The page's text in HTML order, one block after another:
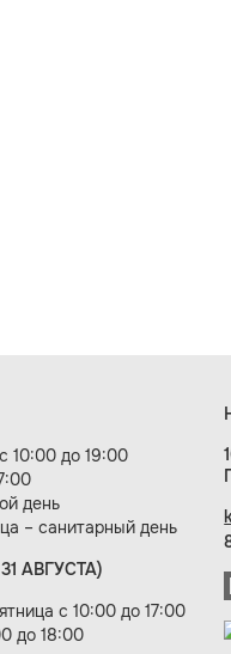
10:00 до 19:00
день
– санитарный день
АВГУСТА)
с 10:00 до 17:00
до 18:00
век»